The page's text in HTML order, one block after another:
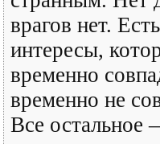
врагов нет. Есть
интересы,
временно
временно не
Все остальное